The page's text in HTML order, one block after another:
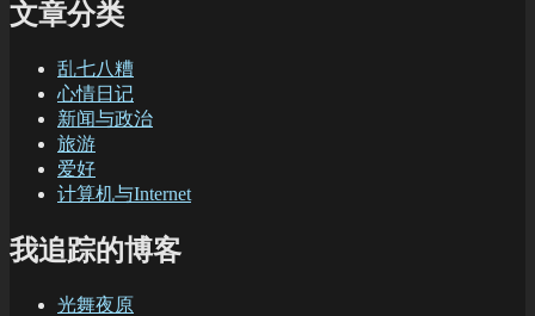
文章分类
乱七八糟
心情日记
新闻与政治
旅游
爱好
计算机与Internet
我追踪的博客
光舞夜原